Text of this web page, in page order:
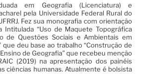
em Geografia (Licenciatura) e
pela Universidade Federal Rural do
Fez sua monografia com orientação
Intitulada “Uso de Maquete Topográfica
de Questões Sociais e Ambientais em
que deu base ao trabalho “Construção de
de Geografia” que recebeu menção
(2019) na apresentação dos painéis
ciências humanas. Atualmente é bolsista